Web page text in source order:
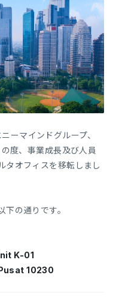
ーマインドグループ、
度、事業成長及び人員
タオフィスを移転しまし
の通りです。
K-01
10230